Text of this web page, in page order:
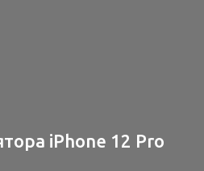
iPhone 12 Pro